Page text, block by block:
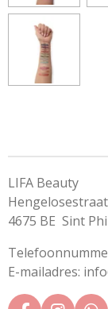
LIFA Beauty
4675 BE Sint
E-mailadres: